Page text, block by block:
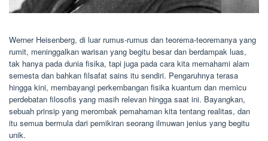
Werner Heisenberg, di luar rumus-rumus dan teorema-teoremanya yang
rumit, meninggalkan warisan yang begitu besar dan berdampak luas,
tak hanya pada dunia fisika, tapi juga pada cara kita memahami alam
semesta dan bahkan filsafat sains itu sendiri. Pengaruhnya terasa
hingga kini, membayangi perkembangan fisika kuantum dan memicu
perdebatan filosofis yang masih relevan hingga saat ini. Bayangkan,
sebuah prinsip yang merombak pemahaman kita tentang realitas, dan
itu semua bermula dari pemikiran seorang ilmuwan jenius yang begitu
unik.